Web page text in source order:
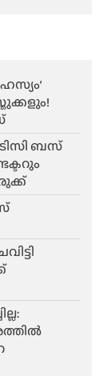
ബസ്